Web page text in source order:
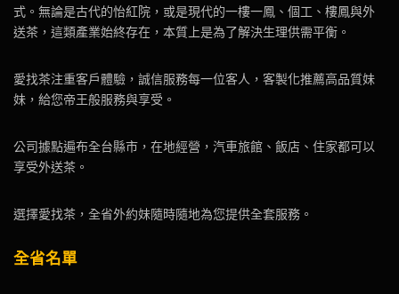
式。無論是古代的怡紅院，或是現代的一樓一鳳、個工、樓鳳與外
送茶，這類產業始終存在，本質上是為了解決生理供需平衡。
愛找茶注重客戶體驗，誠信服務每一位客人，客製化推薦高品質妹
妹，給您帝王般服務與享受。
公司據點遍布全台縣市，在地經營，汽車旅館、飯店、住家都可以
享受外送茶。
選擇愛找茶，全省外約妹隨時隨地為您提供全套服務。
全省名單